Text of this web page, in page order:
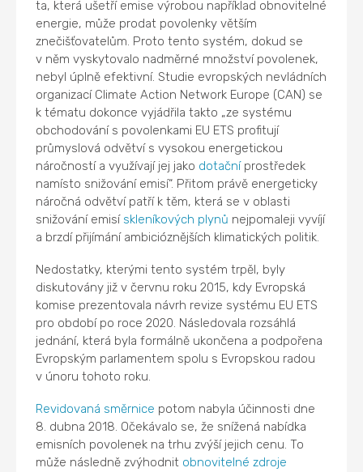
ta, která ušetří emise výrobou například obnovitelné
energie, může prodat povolenky větším
znečišťovatelům. Proto tento systém, dokud se
v něm vyskytovalo nadměrné množství povolenek,
nebyl úplně efektivní. Studie evropských nevládních
organizací Climate Action Network Europe (CAN) se
k tématu dokonce vyjádřila takto „ze systému
obchodování s povolenkami EU ETS profitují
průmyslová odvětví s vysokou energetickou
náročností a využívají jej jako dotačníprostředek
namísto snižování emisí“. Přitom právě energeticky
náročná odvětví patří k těm, která se v oblasti
snižování emisí skleníkových plynů nejpomaleji vyvíjí
a brzdí přijímání ambicióznějších klimatických politik.
Nedostatky, kterými tento systém trpěl, byly
diskutovány již v červnu roku 2015, kdy Evropská
komise prezentovala návrh revize systému EU ETS
pro období po roce 2020. Následovala rozsáhlá
jednání, která byla formálně ukončena a podpořena
Evropským parlamentem spolu s Evropskou radou
v únoru tohoto roku.
Revidovaná směrnice potom nabyla účinnosti dne
8. dubna 2018. Očekávalo se, že snížená nabídka
emisních povolenek na trhu zvýší jejich cenu. To
může následně zvýhodnit obnovitelné zdroje